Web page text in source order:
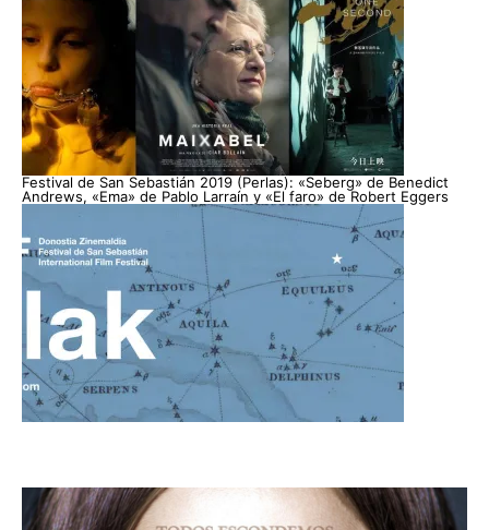
Festival de San Sebastián 2019 (Perlas): «Seberg» de Benedict
Andrews, «Ema» de Pablo Larraín y «El faro» de Robert Eggers